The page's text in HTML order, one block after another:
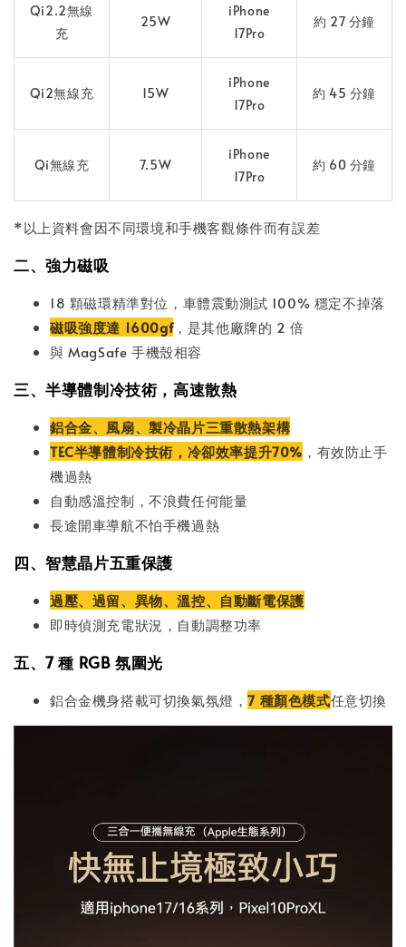
Qi2.2無線
充
25W
iPhone
17Pro
約 27 分鐘
Qi2無線充 15W
iPhone
17Pro
約 45 分鐘
Qi無線充 7.5W
iPhone
17Pro
約 60 分鐘
*以上資料會因不同環境和手機客觀條件而有誤差
二、強力磁吸
18 顆磁環精準對位，車體震動測試 100% 穩定不掉落
磁吸強度達 1600gf，是其他廠牌的 2 倍
與 MagSafe 手機殼相容
三、半導體制冷技術，高速散熱
鋁合金、風扇、製冷晶片三重散熱架構
TEC半導體制冷技術，冷卻效率提升70% ，有效防止手
機過熱
自動感溫控制，不浪費任何能量
長途開車導航不怕手機過熱
四、智慧晶片五重保護
過壓、過留、異物、溫控、自動斷電保護
即時偵測充電狀況，自動調整功率
五、7 種 RGB 氛圍光
鋁合金機身搭載可切換氣氛燈，7 種顏色模式任意切換